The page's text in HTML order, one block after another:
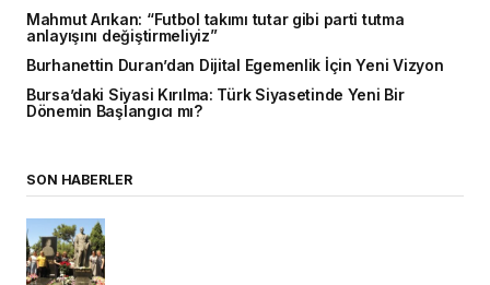
Mahmut Arıkan: “Futbol takımı tutar gibi parti tutma
anlayışını değiştirmeliyiz”
Burhanettin Duran’dan Dijital Egemenlik İçin Yeni Vizyon
Bursa’daki Siyasi Kırılma: Türk Siyasetinde Yeni Bir
Dönemin Başlangıcı mı?
SON HABERLER